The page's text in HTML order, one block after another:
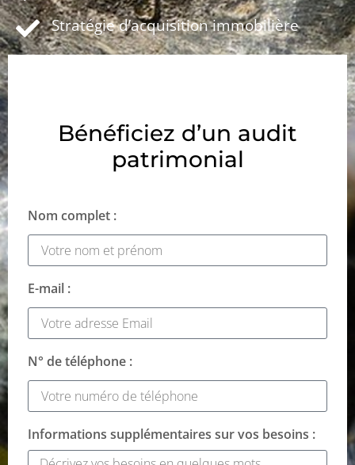
Stratégie d’acquisition immobilière
Bénéficiez d’un audit
patrimonial
Nom complet :
E-mail :
N° de téléphone :
Informations supplémentaires sur vos besoins :